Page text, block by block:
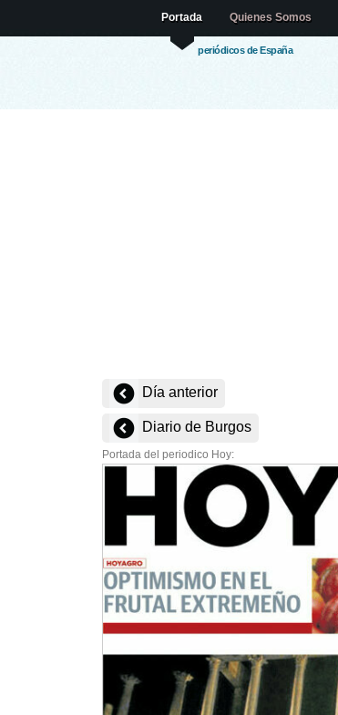
periódicos de España
Portada Quienes Somos
Día anterior
Diario de Burgos
Portada del periodico Hoy: